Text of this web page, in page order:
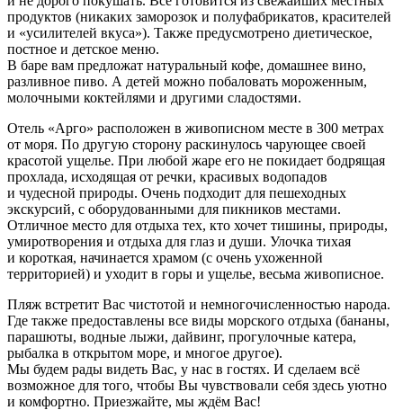
продуктов (никаких заморозок и полуфабрикатов, красителей
и «усилителей вкуса»). Также предусмотрено диетическое,
постное и детское меню.
В баре вам предложат натуральный кофе, домашнее вино,
разливное пиво. А детей можно побаловать мороженным,
молочными коктейлями и другими сладостями.
Отель «Арго» расположен в живописном месте в 300 метрах
от моря. По другую сторону раскинулось чарующее своей
красотой ущелье. При любой жаре его не покидает бодрящая
прохлада, исходящая от речки, красивых водопадов
и чудесной природы. Очень подходит для пешеходных
экскурсий, с оборудованными для пикников местами.
Отличное место для отдыха тех, кто хочет тишины, природы,
умиротворения и отдыха для глаз и души. Улочка тихая
и короткая, начинается храмом (с очень ухоженной
территорией) и уходит в горы и ущелье, весьма живописное.
Пляж встретит Вас чистотой и немногочисленностью народа.
Где также предоставлены все виды морского отдыха (бананы,
парашюты, водные лыжи, дайвинг, прогулочные катера,
рыбалка в открытом море, и многое другое).
Мы будем рады видеть Вас, у нас в гостях. И сделаем всё
возможное для того, чтобы Вы чувствовали себя здесь уютно
и комфортно. Приезжайте, мы ждём Вас!